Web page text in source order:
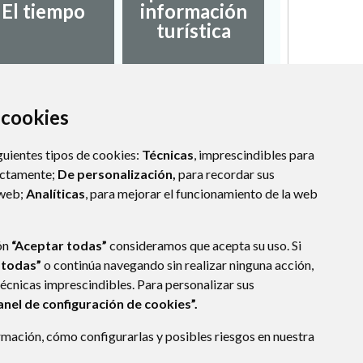
tipos de cookies: Técnicas, imprescindibles para
De personalización, para recordar sus
Analíticas, para mejorar el funcionamiento de la web
“Aceptar todas” consideramos que acepta su uso. Si
o continúa navegando sin realizar ninguna acción,
imprescindibles. Para personalizar sus
de configuración de cookies”.
cómo configurarlas y posibles riesgos en nuestra
El tiempo
información
turística
- ARAGÓN